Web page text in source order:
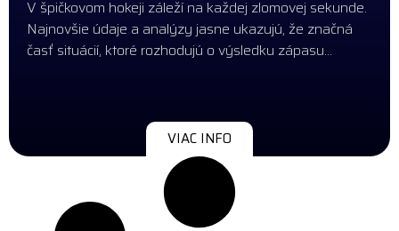
V špičkovom hokeji záleží na každej zlomovej sekunde.
Najnovšie údaje a analýzy jasne ukazujú, že značná
časť situácií, ktoré rozhodujú o výsledku zápasu…
VIAC INFO